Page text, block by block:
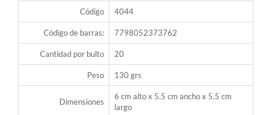
Código 4044
Código de barras: 7798052373762
Cantidad por bulto 20
Peso 130 grs
Dimensiones
6 cm alto x 5.5 cm ancho x 5.5 cm
largo